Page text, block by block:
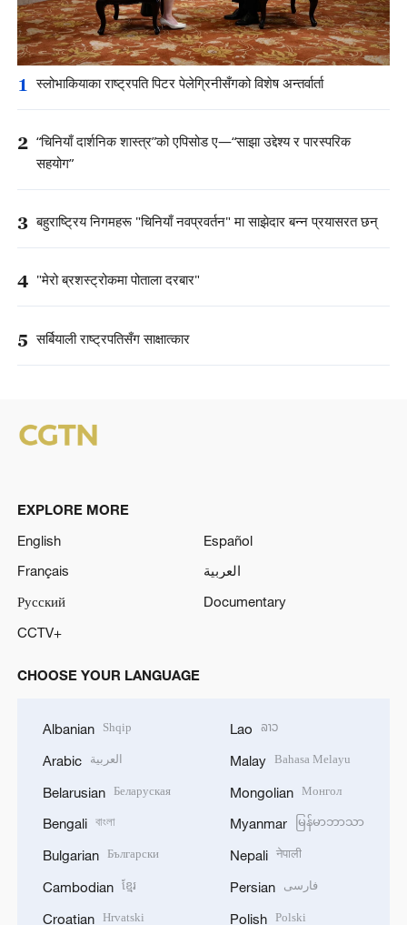
1 स्लोभाकियाका राष्ट्रपति पिटर पेलेग्रिनीसँगको विशेष अन्तर्वार्ता
2 “चिनियाँ दार्शनिक शास्त्र”को एपिसोड ए—“साझा उद्देश्य र पारस्परिक
सहयोग”
3 बहुराष्ट्रिय निगमहरू "चिनियाँ नवप्रवर्तन" मा साझेदार बन्न प्रयासरत छन्
4 "मेरो ब्रशस्ट्रोकमा पोताला दरबार"
5 सर्बियाली राष्ट्रपतिसँग साक्षात्कार
EXPLORE MORE
English
Español
Français
العربية
Русский
Documentary
CCTV+
CHOOSE YOUR LANGUAGE
Albanian Shqip
Arabic العربية
Belarusian Беларуская
Bengali বাংলা
Bulgarian Български
Cambodian ខ្មែរ
Croatian Hrvatski
Lao ລາວ
Malay Bahasa Melayu
Mongolian Монгол
Myanmar မြန်မာဘာသာ
Nepali नेपाली
Persian فارسی
Polish Polski